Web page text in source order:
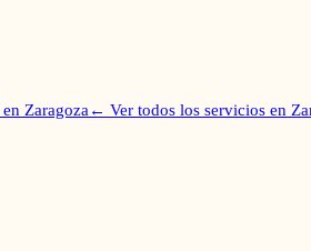
en Zaragoza ← Ver todos los servicios en